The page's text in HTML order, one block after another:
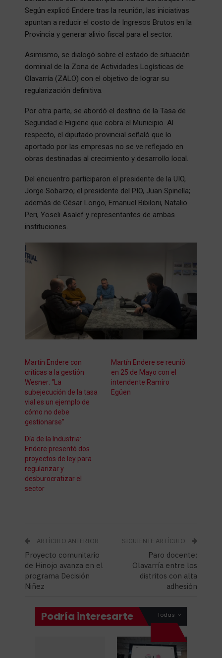
Según explicó Endere tras la reunión, las iniciativas
apuntan a reducir el costo de Ingresos Brutos en la
Provincia y generar alivio fiscal para el sector.
Asimismo, se dialogó sobre el estado de situación
dominial de la Zona de Actividades Logísticas de
Olavarría (ZALO) con el objetivo de lograr su
regularización definitiva.
Por otra parte, se abordó el destino de la Tasa de
Seguridad e Higiene que cobra el Municipio. Al
respecto, el diputado provincial señaló que lo
aportado por las empresas no se ve reflejado en
obras destinadas al crecimiento y desarrollo local.
Del encuentro participaron el presidente de la UIO,
Jorge Sobarzo; el presidente del PIO, Juan Spinella;
además de César Longo, Emanuel Bibiloni, Natalio
Peri, Yoseli Asalef y representantes de ambas
instituciones.
Martín Endere con
críticas a la gestión
Wesner: “La
subejecución de la tasa
vial es un ejemplo de
cómo no debe
gestionarse”
Martín Endere se reunió
en 25 de Mayo con el
intendente Ramiro
Egüen
Día de la Industria:
Endere presentó dos
proyectos de ley para
regularizar y
desburocratizar el
sector
ARTÍCULO ANTERIOR
Proyecto comunitario
de Hinojo avanza en el
programa Decisión
Niñez
SIGUIENTE ARTÍCULO
Paro docente:
Olavarría entre los
distritos con alta
adhesión
Todas
Podría interesarte